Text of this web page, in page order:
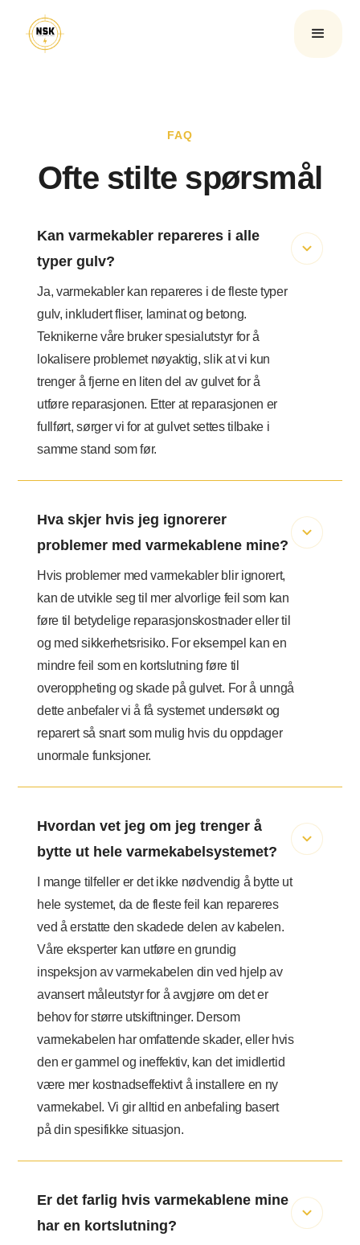
FAQ
Ofte stilte spørsmål
Kan varmekabler repareres i alle
typer gulv?
Ja, varmekabler kan repareres i de fleste typer
gulv, inkludert fliser, laminat og betong.
Teknikerne våre bruker spesialutstyr for å
lokalisere problemet nøyaktig, slik at vi kun
trenger å fjerne en liten del av gulvet for å
utføre reparasjonen. Etter at reparasjonen er
fullført, sørger vi for at gulvet settes tilbake i
samme stand som før.
Hva skjer hvis jeg ignorerer
problemer med varmekablene mine?
Hvis problemer med varmekabler blir ignorert,
kan de utvikle seg til mer alvorlige feil som kan
føre til betydelige reparasjonskostnader eller til
og med sikkerhetsrisiko. For eksempel kan en
mindre feil som en kortslutning føre til
overoppheting og skade på gulvet. For å unngå
dette anbefaler vi å få systemet undersøkt og
reparert så snart som mulig hvis du oppdager
unormale funksjoner.
Hvordan vet jeg om jeg trenger å
bytte ut hele varmekabelsystemet?
I mange tilfeller er det ikke nødvendig å bytte ut
hele systemet, da de fleste feil kan repareres
ved å erstatte den skadede delen av kabelen.
Våre eksperter kan utføre en grundig
inspeksjon av varmekabelen din ved hjelp av
avansert måleutstyr for å avgjøre om det er
behov for større utskiftninger. Dersom
varmekabelen har omfattende skader, eller hvis
den er gammel og ineffektiv, kan det imidlertid
være mer kostnadseffektivt å installere en ny
varmekabel. Vi gir alltid en anbefaling basert
på din spesifikke situasjon.
Er det farlig hvis varmekablene mine
har en kortslutning?